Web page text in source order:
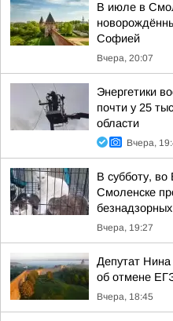
В июле в
Софией
Вчера, 20:07
Энергетики
почти у 25
области
Вчера,
В субботу,
Смоленске
Вчера, 19:27
Депутат Нина
об отмене
Вчера, 18:45